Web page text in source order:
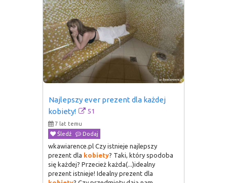
Najlepszy ever prezent dla każdej
kobiety!
51
7 lat temu
Śledź
Dodaj
wkawiarence.pl Czy istnieje najlepszy
prezent dla kobiety? Taki, który spodoba
się każdej? Przecież każda(...)idealny
prezent istnieje! Idealny prezent dla